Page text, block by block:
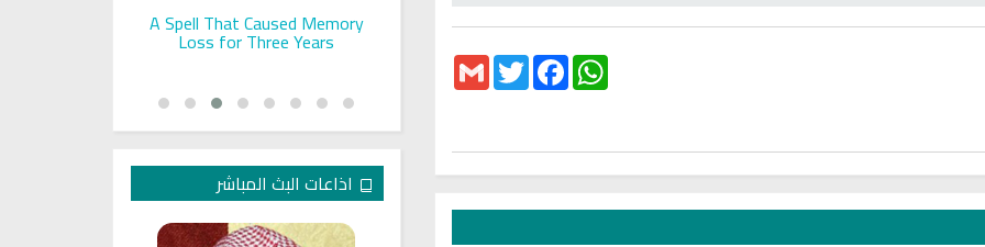
GmailTwitter
FacebookWhatsApp
Sihir Jin Yahudi pada Seorang
A Jewish Jinns Spell on a Woman
A Spell That Caused Memory
Loss for Three Years
اذاعات البث المباشر